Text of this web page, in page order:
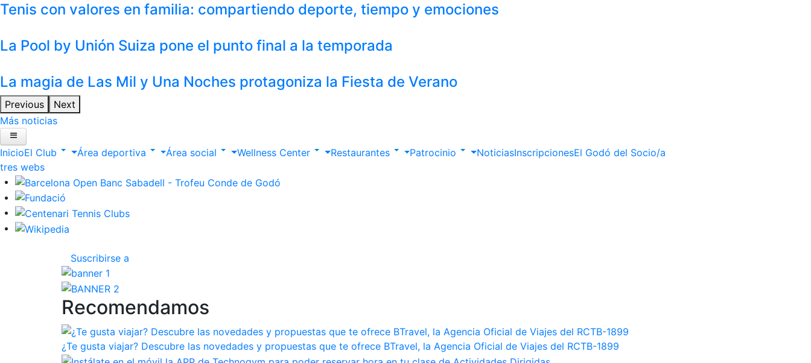
Tenis con valores en familia: compartiendo deporte, tiempo y emociones
La Pool by Unión Suiza pone el punto final a la temporada
La magia de Las Mil y Una Noches protagoniza la Fiesta de Verano
Previous
Next
Más noticias
InicioEl Club Área deportiva Área social Wellness Center Restaurantes Patrocinio NoticiasInscripcionesEl Godó del Socio/a
webs
Suscribirse a
Recomendamos
¿Te gusta viajar? Descubre las novedades y propuestas que te ofrece BTravel, la Agencia Oficial de Viajes del RCTB-1899